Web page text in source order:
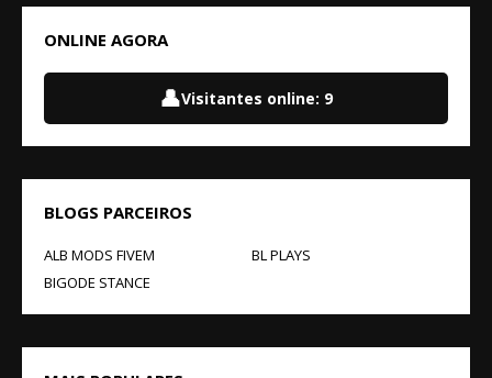
ONLINE AGORA
👤Visitantes online: 9
BLOGS PARCEIROS
ALB MODS FIVEM
BL PLAYS
BIGODE STANCE